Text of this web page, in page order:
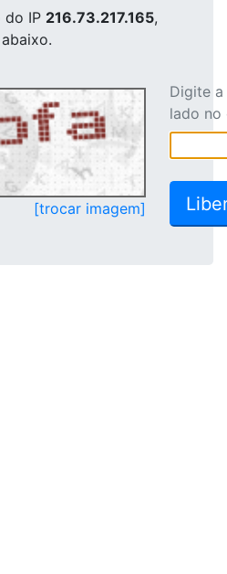
do IP 216.73.217.165,
[trocar imagem]
Digite
lado no